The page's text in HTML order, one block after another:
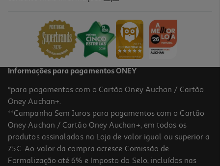
Informações para pagamentos ONEY
*para pagamentos com o Cartão Oney Auchan / Cartão
Oney Auchan+.
**Campanha Sem Juros para pagamentos com o Cartão
Oney Auchan / Cartão Oney Auchan+, em todos os
produtos assinalados na Loja de valor igual ou superior a
75€. Ao valor da compra acresce Comissão de
Formalização até 6% e Imposto do Selo, incluídos nas